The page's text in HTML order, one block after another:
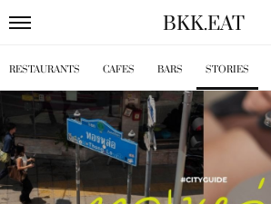
BKK.EAT
RESTAURANTS CAFES BARS STORIES